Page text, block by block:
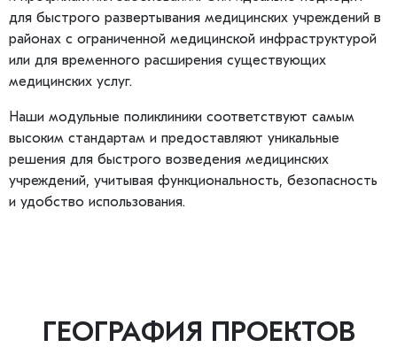
для быстрого развертывания медицинских учреждений в
районах с ограниченной медицинской инфраструктурой
или для временного расширения существующих
медицинских услуг.
Наши модульные поликлиники соответствуют самым
высоким стандартам и предоставляют уникальные
решения для быстрого возведения медицинских
учреждений, учитывая функциональность, безопасность
и удобство использования.
ГЕОГРАФИЯ ПРОЕКТОВ